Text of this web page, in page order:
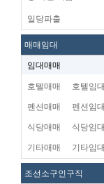
일당파출
매매임대
임대매매
호텔매매 호텔임대
펜션매매 펜션임대
식당매매 식당임대
기타매매 기타임대
조선소구인구직